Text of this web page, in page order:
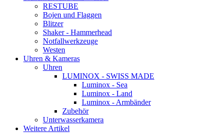
RESTUBE
Bojen und Flaggen
Blitzer
Shaker - Hammerhead
Notfallwerkzeuge
Westen
Uhren & Kameras
Uhren
LUMINOX - SWISS MADE
Luminox - Sea
Luminox - Land
Luminox - Armbänder
Zubehör
Unterwasserkamera
Weitere Artikel